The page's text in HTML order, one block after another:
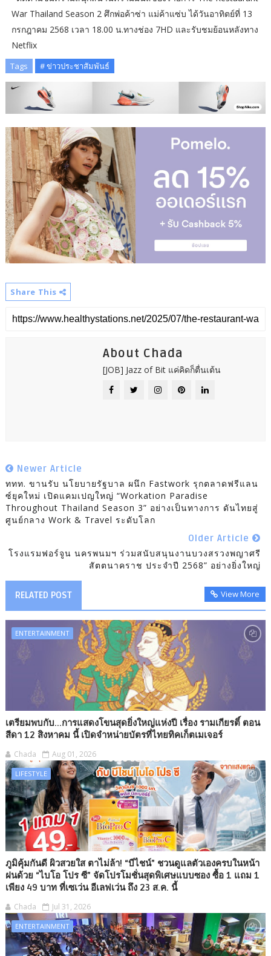
War Thailand Season 2 ศึกพ่อค้าซ่า แม่ค้าแซ่บ ได้วันอาทิตย์ที่ 13
กรกฎาคม 2568 เวลา 18.00 น.ทางช่อง 7HD และรับชมย้อนหลังทาง
Netflix
Tags # ข่าวประชาสัมพันธ์
Share This
About Chada
[JOB] Jazz of Bit แค่คิดก็ตื่นเต้น
Newer Article
ททท. ขานรับ นโยบายรัฐบาล ผนึก Fastwork รุกตลาดฟรีแลน
ซ์ยุคใหม่ เปิดแคมเปญใหญ่ “Workation Paradise
Throughout Thailand Season 3” อย่างเป็นทางการ ดันไทยสู่
ศูนย์กลาง Work & Travel ระดับโลก
Older Article
โรงแรมฟอร์จูน นครพนมฯ ร่วมสนับสนุนงานบวงสรวงพญาศรี
สัตตนาคราช ประจำปี 2568” อย่างยิ่งใหญ่
RELATED POST View More
ENTERTAINMENT
เตรียมพบกับ...การแสดงโขนสุดยิ่งใหญ่แห่งปี เรื่อง รามเกียรติ์ ตอน
สีดา 12 สิงหาคม นี้ เปิดจำหน่ายบัตรที่ไทยทิคเก็ตเมเจอร์
Chada Aug 01, 2026
LIFESTYLE
ภูมิคุ้มกันดี ผิวสวยใส ตาไม่ล้า! “บีไชน์” ชวนดูแลตัวเองครบในหน้า
ฝนด้วย “ไบโอ โปร ซี” จัดโปรโมชั่นสุดพิเศษแบบซอง ซื้อ 1 แถม 1
เพียง 49 บาท ที่เซเว่น อีเลฟเว่น ถึง 23 ส.ค. นี้
Chada Jul 31, 2026
ENTERTAINMENT